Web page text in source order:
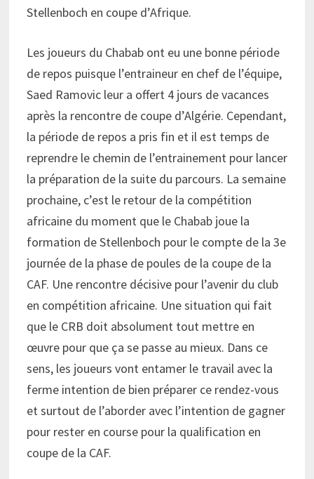
Stellenboch en coupe d’Afrique.
Les joueurs du Chabab ont eu une bonne période
de repos puisque l’entraineur en chef de l’équipe,
Saed Ramovic leur a offert 4 jours de vacances
après la rencontre de coupe d’Algérie. Cependant,
la période de repos a pris fin et il est temps de
reprendre le chemin de l’entrainement pour lancer
la préparation de la suite du parcours. La semaine
prochaine, c’est le retour de la compétition
africaine du moment que le Chabab joue la
formation de Stellenboch pour le compte de la 3e
journée de la phase de poules de la coupe de la
CAF. Une rencontre décisive pour l’avenir du club
en compétition africaine. Une situation qui fait
que le CRB doit absolument tout mettre en
œuvre pour que ça se passe au mieux. Dans ce
sens, les joueurs vont entamer le travail avec la
ferme intention de bien préparer ce rendez-vous
et surtout de l’aborder avec l’intention de gagner
pour rester en course pour la qualification en
coupe de la CAF.